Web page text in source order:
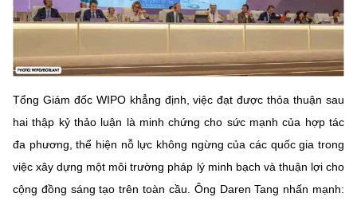
Điều khoản sử dụng Theo dõi MST: Góp ý
Cơ quan chủ quản: Bộ Khoa học và Công nghệ (MST)
Giám đốc Trung tâm Truyền thông Khoa học và Công nghệ.
Liên hệ
Địa chỉ: Ban Biên tập Cổng TTĐT - 18 Nguyễn Du, TP. Hà Nội
Email:stc@mst.gov.vn
©2026 Bản quyền thuộc Bộ Khoa Học và Công Nghệ
Tổng Giám đốc WIPO khẳng định, việc đạt được thỏa thuận sau
hai thập kỷ thảo luận là minh chứng cho sức mạnh của hợp tác
đa phương, thể hiện nỗ lực không ngừng của các quốc gia trong
việc xây dựng một môi trường pháp lý minh bạch và thuận lợi cho
cộng đồng sáng tạo trên toàn cầu. Ông Daren Tang nhấn mạnh: